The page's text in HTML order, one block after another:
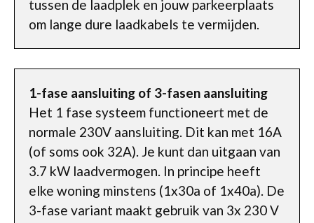
tussen de laadplek en jouw parkeerplaats
om lange dure laadkabels te vermijden.
1-fase aansluiting of 3-fasen aansluiting
Het 1 fase systeem functioneert met de
normale 230V aansluiting. Dit kan met 16A
(of soms ook 32A). Je kunt dan uitgaan van
3.7 kW laadvermogen. In principe heeft
elke woning minstens (1x30a of 1x40a). De
3-fase variant maakt gebruik van 3x 230 V